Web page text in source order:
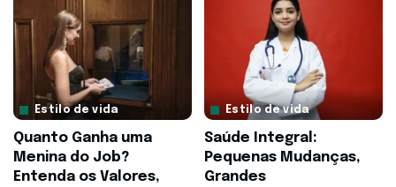
Estilo de vida
Quanto Ganha uma
Menina do Job?
Entenda os Valores,
Estilo de vida
Saúde Integral:
Pequenas Mudanças,
Grandes